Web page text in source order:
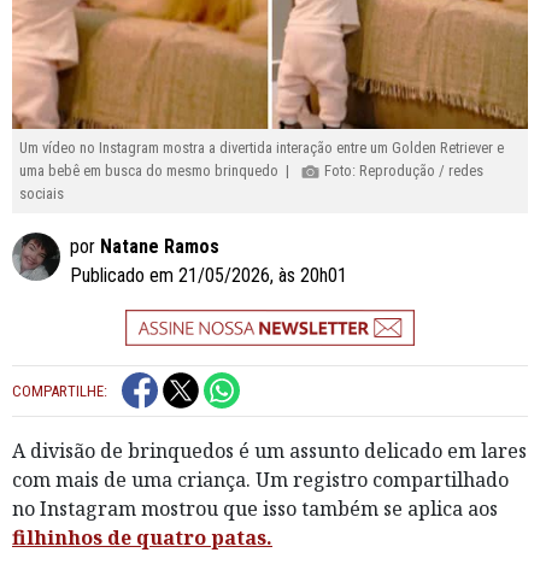
Um vídeo no Instagram mostra a divertida interação entre um Golden Retriever e
uma bebê em busca do mesmo brinquedo |
Foto: Reprodução / redes
sociais
por Natane Ramos
Publicado em 21/05/2026, às 20h01
COMPARTILHE:
A divisão de brinquedos é um assunto delicado em lares
com mais de uma criança. Um registro compartilhado
no Instagram mostrou que isso também se aplica aos
filhinhos de quatro patas.